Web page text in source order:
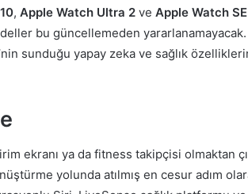
, Apple Watch Ultra 2 ve Apple Watch
bu güncellemeden
sunduğu yapay zeka ve sağlık
ekranı ya da fitness takipçisi olmaktan
yolunda atılmış en cesur adım